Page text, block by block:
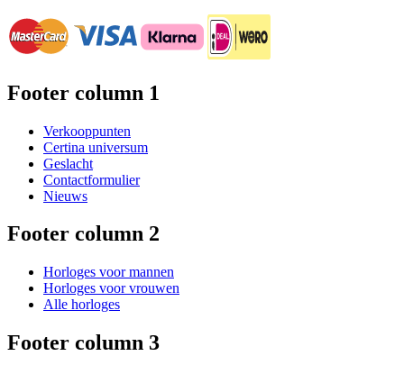
Footer column 1
Verkooppunten
Certina universum
Geslacht
Contactformulier
Nieuws
Footer column 2
Horloges voor mannen
Horloges voor vrouwen
Alle horloges
Footer column 3